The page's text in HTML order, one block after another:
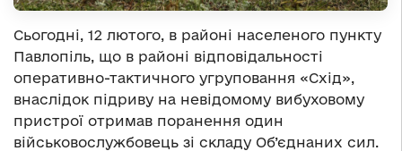
Сьогодні, 12 лютого, в районі населеного пункту
Павлопіль, що в районі відповідальності
оперативно-тактичного угруповання «Схід»,
внаслідок підриву на невідомому вибуховому
пристрої отримав поранення один
військовослужбовець зі складу Об’єднаних сил.